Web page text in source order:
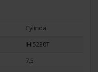
Cylinda
IHI5230T
7.5